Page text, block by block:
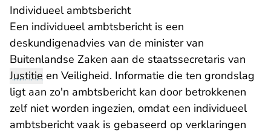
Individueel ambtsbericht
Een individueel ambtsbericht is een
deskundigenadvies van de minister van
Buitenlandse Zaken aan de staatssecretaris van
Justitie en Veiligheid. Informatie die ten grondslag
ligt aan zo'n ambtsbericht kan door betrokkenen
zelf niet worden ingezien, omdat een individueel
ambtsbericht vaak is gebaseerd op verklaringen